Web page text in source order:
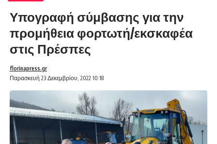
Υπογραφή σύμβασης για την
προμήθεια φορτωτή/εκσκαφέα
στις Πρέσπες
Παρασκευή 23 Δεκεμβρίου, 2022 10:18
florinapress.gr